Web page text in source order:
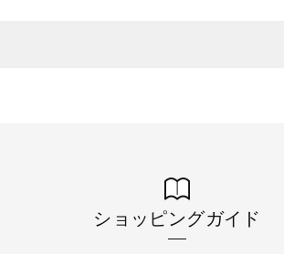
ショッピングガイド